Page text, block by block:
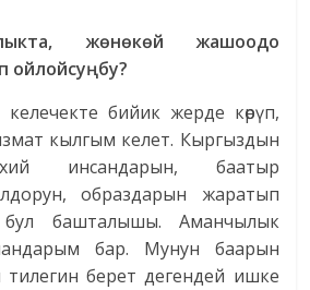
жөнөкөй жашоодо
ойлойсуңбу?
бийик жерде көрүп,
кылгым келет. Кыргыздын
инсандарын, баатыр
образдарын жаратып
башталышы. Аманчылык
бар. Мунун баарын
берет дегендей ишке